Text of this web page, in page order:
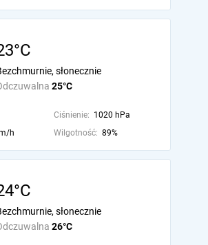
25°C
słonecznie
Ciśnienie: 1020 hPa
h Wilgotność: 89%
26°C
słonecznie